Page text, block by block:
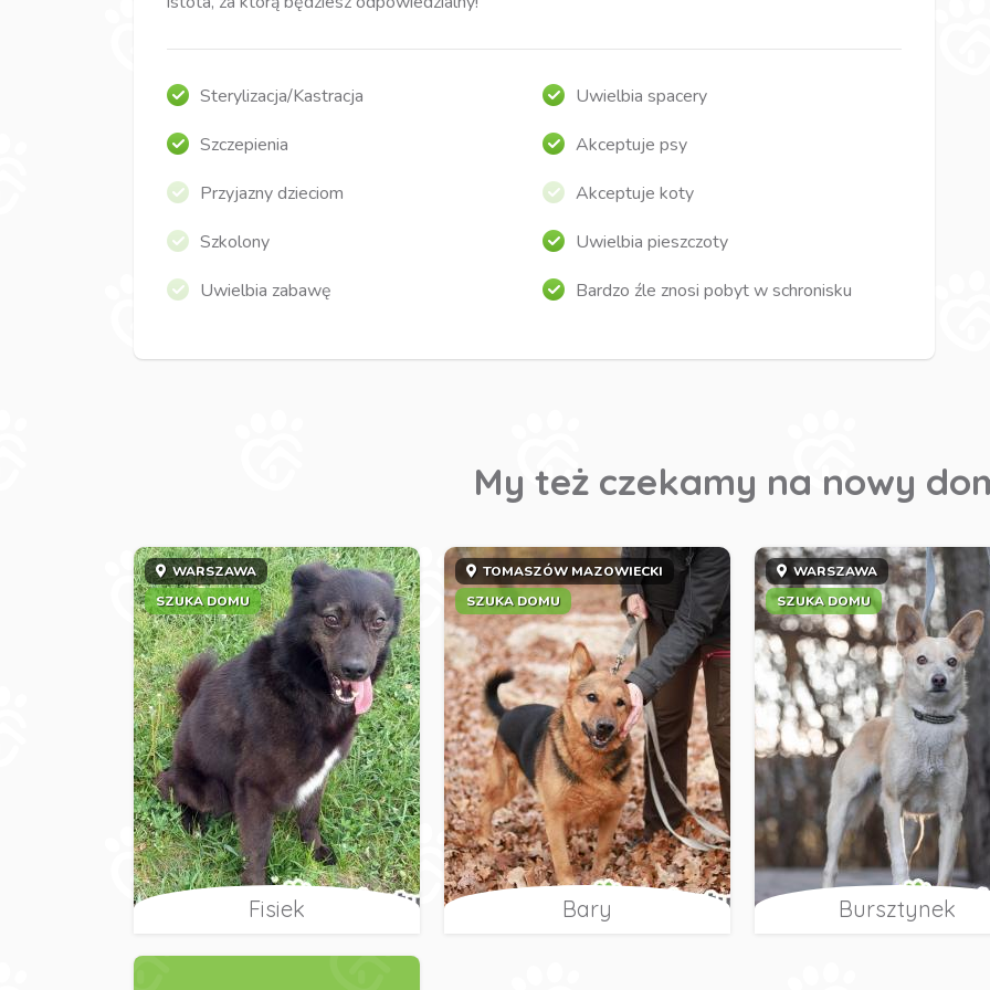
Sterylizacja/Kastracja
Szczepienia
Przyjazny dzieciom
Szkolony
Uwielbia zabawę
Uwielbia spacery
Akceptuje psy
Akceptuje koty
Uwielbia pieszczoty
Bardzo źle znosi pobyt w schronisku
My też czekamy na nowy
WARSZAWA
SZUKA DOMU
Fisiek
TOMASZÓW MAZOWIECKI
SZUKA DOMU
Bary
WARSZAWA
SZUKA DOMU
Bursztynek